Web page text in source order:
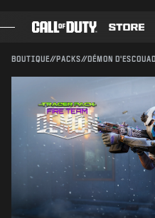
PASSE DE COMBAT
BLACK CELL
POINTS COD
BOUTIQUE D'ÉQUIPEMENT
BOUTIQUE//PACKS//DÉMON
Compatible avec :
Activision peut mettre à
ce contenu en jeu à tout